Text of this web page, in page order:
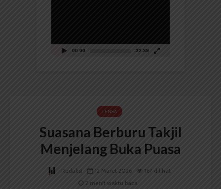
00:00 32:39
LENSA
Suasana Berburu Takjil
Menjelang Buka Puasa
Redaksi 12 Maret 2026
167 dilihat
2 menit waktu baca